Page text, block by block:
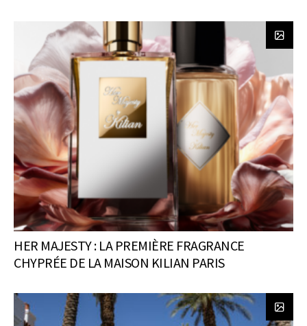
HER MAJESTY : LA PREMIÈRE FRAGRANCE
CHYPRÉE DE LA MAISON KILIAN PARIS